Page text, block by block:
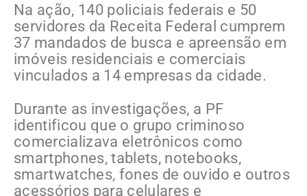
Na ação, 140 policiais federais e 50
servidores da Receita Federal cumprem
37 mandados de busca e apreensão em
imóveis residenciais e comerciais
vinculados a 14 empresas da cidade.
Durante as investigações, a PF
identificou que o grupo criminoso
comercializava eletrônicos como
smartphones, tablets, notebooks,
smartwatches, fones de ouvido e outros
acessórios para celulares e